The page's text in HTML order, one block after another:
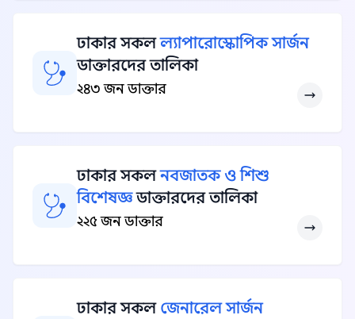
ঢাকার সকলল্যাপারোস্কোপিক সার্জন
ডাক্তারদের তালিকা
২৪৩ জন ডাক্তার
ঢাকার সকলনবজাতক ও শিশু
বিশেষজ্ঞডাক্তারদের তালিকা
২২৫ জন ডাক্তার
ঢাকার সকল জেনারেল সার্জন